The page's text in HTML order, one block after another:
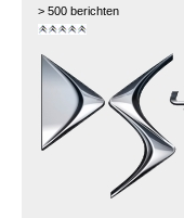
> 500 berichten